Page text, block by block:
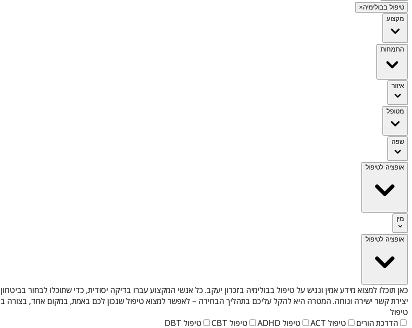
טיפול בבולימיה×
מקצוע
התמחות
איזור
מטופל
שפה
אופציה לטיפול
מין
אופציה לטיפול
כאן תוכלו למצוא מידע אמין ונגיש על טיפול בבולימיה בזכרון יעקב. כל אנשי המקצוע עברו בדיקה יסודית, כדי שתוכלו לבחור
יצירת קשר ישירה ונוחה. המטרה היא להקל עליכם בתהליך הבחירה – לאפשר למצוא טיפול שנכון לכם באמת, במקום אחד, בצורה
טיפול
הדרכת הורים
טיפול ACT טיפול ADHD טיפול CBT טיפול DBT